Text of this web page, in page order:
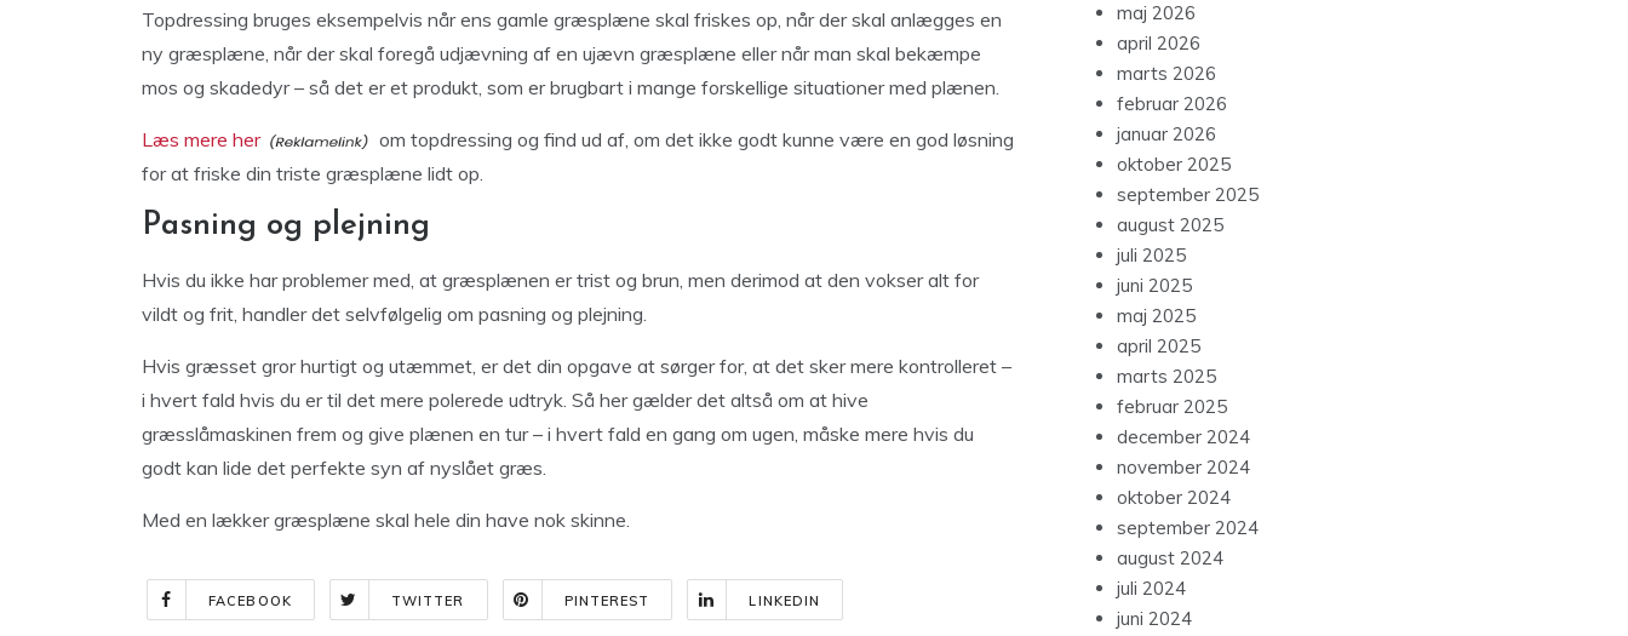
Topdressing bruges eksempelvis når ens gamle græsplæne skal friskes op, når der skal anlægges en
ny græsplæne, når der skal foregå udjævning af en ujævn græsplæne eller når man skal bekæmpe
mos og skadedyr – så det er et produkt, som er brugbart i mange forskellige situationer med plænen.
Læs mere her
om topdressing og find ud af, om det ikke godt kunne være en god løsning
for at friske din triste græsplæne lidt op.
Pasning og plejning
Hvis du ikke har problemer med, at græsplænen er trist og brun, men derimod at den vokser alt for
vildt og frit, handler det selvfølgelig om pasning og plejning.
Hvis græsset gror hurtigt og utæmmet, er det din opgave at sørger for, at det sker mere kontrolleret –
i hvert fald hvis du er til det mere polerede udtryk. Så her gælder det altså om at hive
græsslåmaskinen frem og give plænen en tur – i hvert fald en gang om ugen, måske mere hvis du
godt kan lide det perfekte syn af nyslået græs.
Med en lækker græsplæne skal hele din have nok skinne.
FACEBOOK TWITTER PINTEREST LINKEDIN
maj 2026
april 2026
marts 2026
februar 2026
januar 2026
oktober 2025
september 2025
august 2025
juli 2025
juni 2025
maj 2025
april 2025
marts 2025
februar 2025
december 2024
november 2024
oktober 2024
september 2024
august 2024
juli 2024
juni 2024